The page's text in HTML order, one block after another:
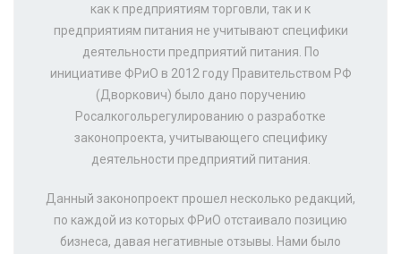
как к предприятиям торговли, так и к
предприятиям питания не учитывают специфики
деятельности предприятий питания. По
инициативе ФРиО в 2012 году Правительством РФ
(Дворкович) было дано поручению
Росалкогольрегулированию о разработке
законопроекта, учитывающего специфику
деятельности предприятий питания.
Данный законопроект прошел несколько редакций,
по каждой из которых ФРиО отстаивало позицию
бизнеса, давая негативные отзывы. Нами было